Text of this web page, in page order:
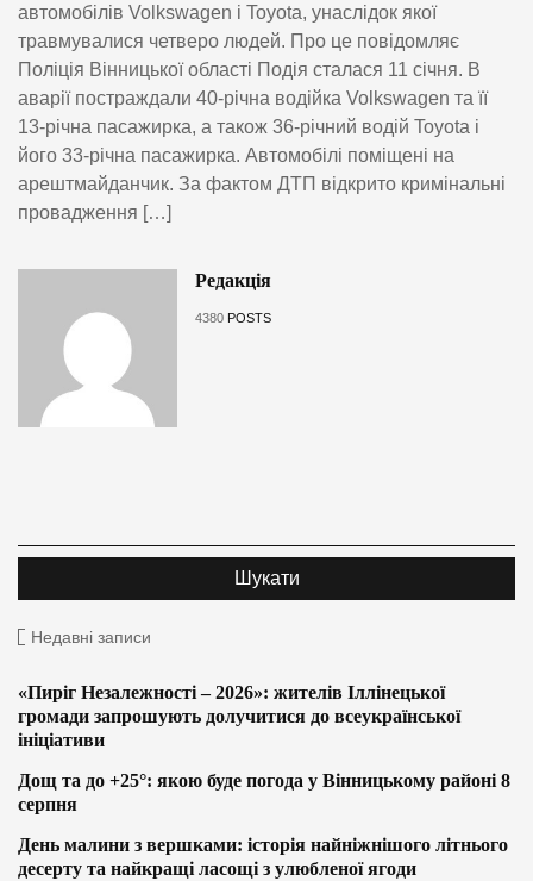
автомобілів Volkswagen і Toyota, унаслідок якої
травмувалися четверо людей. Про це повідомляє
Поліція Вінницької області Подія сталася 11 січня. В
аварії постраждали 40-річна водійка Volkswagen та її
13-річна пасажирка, а також 36-річний водій Toyota і
його 33-річна пасажирка. Автомобілі поміщені на
арештмайданчик. За фактом ДТП відкрито кримінальні
провадження […]
Редакція
4380 POSTS
Недавні записи
«Пиріг Незалежності – 2026»: жителів Іллінецької
громади запрошують долучитися до всеукраїнської
ініціативи
Дощ та до +25°: якою буде погода у Вінницькому районі 8
серпня
День малини з вершками: історія найніжнішого літнього
десерту та найкращі ласощі з улюбленої ягоди